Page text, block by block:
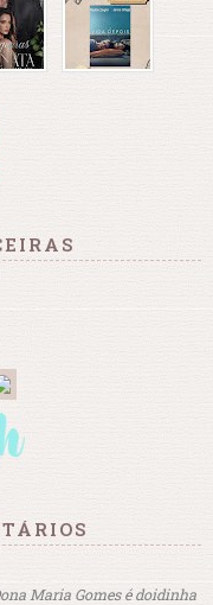
Maria Gomes é doidinha